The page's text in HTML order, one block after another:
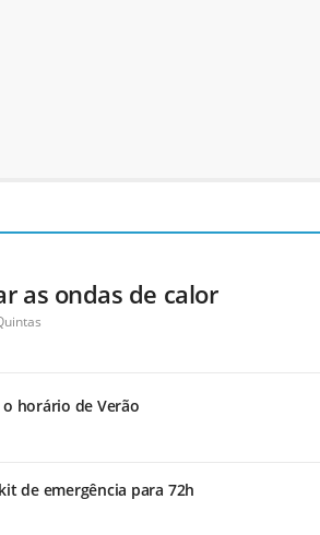
as ondas de calor
horário de Verão
de emergência para 72h